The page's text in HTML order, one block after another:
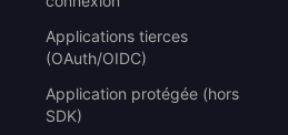
Applications tierces
(OAuth/OIDC)
Application protégée (hors
SDK)